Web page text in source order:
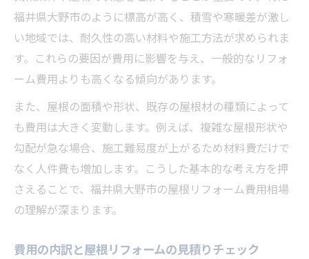
福井県大野市のように標高が高く、積雪や寒暖差が激し
い地域では、耐久性の高い材料や施工方法が求められま
す。これらの要因が費用に影響を与え、一般的なリフォ
ーム費用よりも高くなる傾向があります。
また、屋根の面積や形状、既存の屋根材の種類によって
も費用は大きく変動します。例えば、複雑な屋根形状や
勾配が急な場合、施工難易度が上がるため材料費だけで
なく人件費も増加します。こうした基本的な考え方を押
さえることで、福井県大野市の屋根リフォーム費用相場
の理解が深まります。
費用の内訳と屋根リフォームの見積りチェック